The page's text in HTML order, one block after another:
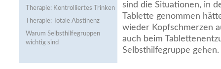
Therapie: Kontrolliertes Trinken
Therapie: Totale Abstinenz
Warum Selbsthilfegruppen
wichtig sind
sind die Situationen, in
Tablette genommen
wieder Kopfschmerzen
auch beim
Selbsthilfegruppe gehen.